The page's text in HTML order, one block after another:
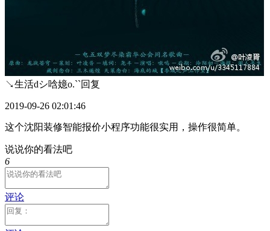
↘生活dシ唅嬑o.``回复
2019-09-26 02:01:46
这个沈阳装修智能报价小程序功能很实用，操作很简单。
说说你的看法吧
6
评论